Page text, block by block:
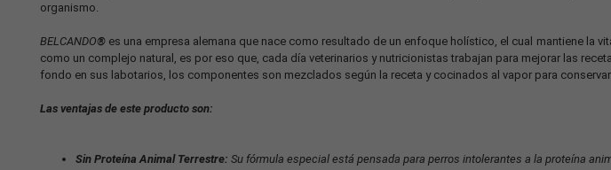
organismo.
BELCANDO® es una empresa alemana que nace como resultado de un enfoque holístico, el cual mantiene
como un complejo natural, es por eso que, cada día veterinarios y nutricionistas trabajan para mejorar las
fondo en sus labotarios, los componentes son mezclados según la receta y cocinados al vapor para
Las ventajas de este producto son:
Sin Proteína Animal Terrestre: Su fórmula especial está pensada para perros intolerantes a la proteína